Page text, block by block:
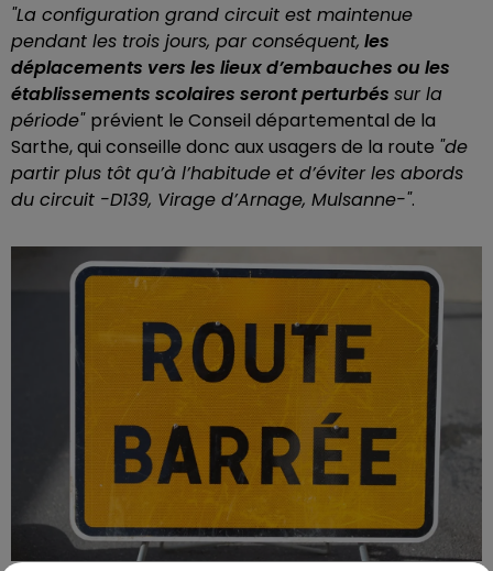
"La configuration grand circuit est maintenue
pendant les trois jours, par conséquent, les
déplacements vers les lieux d’embauches ou les
établissements scolaires seront perturbés sur la
période" prévient le Conseil départemental de la
Sarthe, qui conseille donc aux usagers de la route "de
partir plus tôt qu’à l’habitude et d’éviter les abords
du circuit -D139, Virage d’Arnage, Mulsanne-".